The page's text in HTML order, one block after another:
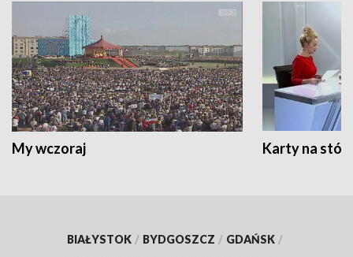
My wczoraj Karty na
BIAŁYSTOK / BYDGOSZCZ / GDAŃSK /